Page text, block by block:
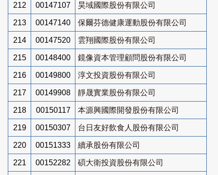
212 00147107 昊域國際股份有限公司
213 00147140 保爾芬德健康運動股份有限公司
214 00147520 雲翔國際股份有限公司
215 00148400 鏡像資本管理顧問股份有限公司
216 00149800 淳文投資股份有限公司
217 00149908 靜晟實業股份有限公司
218 00150117 本源興國際開發股份有限公司
219 00150307 台日友好飲食人股份有限公司
220 00151333 續承股份有限公司
221 00152282 碩大衛投資股份有限公司